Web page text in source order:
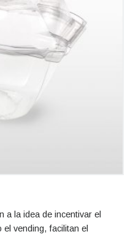
a la idea de incentivar el
vending, facilitan el